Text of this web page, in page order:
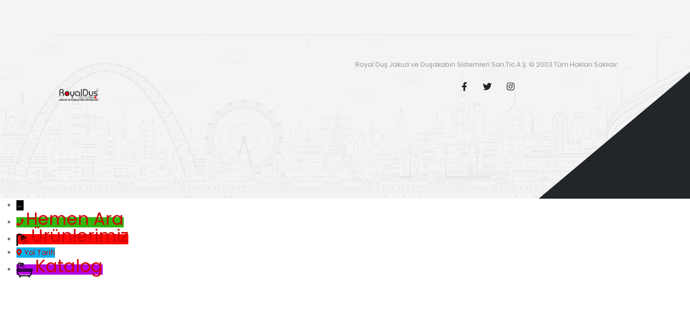
Royal Duş Jakuzi ve Duşakabin Sistemleri San.Tic.A.Ş. © 2003 Tüm Hakları Saklıdır.
←
Hemen Ara
Ürünlerimiz
Yol Tarifi
Katalog